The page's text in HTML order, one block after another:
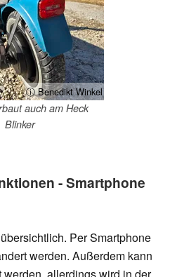
ⓘ Benedikt Winkel
auch am Heck
Blinker
- Smartphone
Per Smartphone
werden. Außerdem kann